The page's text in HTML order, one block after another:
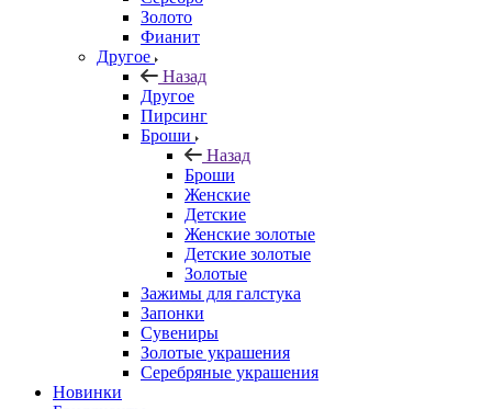
Золото
Фианит
Другое
Назад
Другое
Пирсинг
Броши
Назад
Броши
Женские
Детские
Женские золотые
Детские золотые
Золотые
Зажимы для галстука
Запонки
Сувениры
Золотые украшения
Серебряные украшения
Новинки